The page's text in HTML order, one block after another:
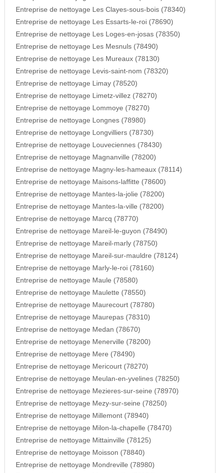
Entreprise de nettoyage Les Clayes-sous-bois (78340)
Entreprise de nettoyage Les Essarts-le-roi (78690)
Entreprise de nettoyage Les Loges-en-josas (78350)
Entreprise de nettoyage Les Mesnuls (78490)
Entreprise de nettoyage Les Mureaux (78130)
Entreprise de nettoyage Levis-saint-nom (78320)
Entreprise de nettoyage Limay (78520)
Entreprise de nettoyage Limetz-villez (78270)
Entreprise de nettoyage Lommoye (78270)
Entreprise de nettoyage Longnes (78980)
Entreprise de nettoyage Longvilliers (78730)
Entreprise de nettoyage Louveciennes (78430)
Entreprise de nettoyage Magnanville (78200)
Entreprise de nettoyage Magny-les-hameaux (78114)
Entreprise de nettoyage Maisons-laffitte (78600)
Entreprise de nettoyage Mantes-la-jolie (78200)
Entreprise de nettoyage Mantes-la-ville (78200)
Entreprise de nettoyage Marcq (78770)
Entreprise de nettoyage Mareil-le-guyon (78490)
Entreprise de nettoyage Mareil-marly (78750)
Entreprise de nettoyage Mareil-sur-mauldre (78124)
Entreprise de nettoyage Marly-le-roi (78160)
Entreprise de nettoyage Maule (78580)
Entreprise de nettoyage Maulette (78550)
Entreprise de nettoyage Maurecourt (78780)
Entreprise de nettoyage Maurepas (78310)
Entreprise de nettoyage Medan (78670)
Entreprise de nettoyage Menerville (78200)
Entreprise de nettoyage Mere (78490)
Entreprise de nettoyage Mericourt (78270)
Entreprise de nettoyage Meulan-en-yvelines (78250)
Entreprise de nettoyage Mezieres-sur-seine (78970)
Entreprise de nettoyage Mezy-sur-seine (78250)
Entreprise de nettoyage Millemont (78940)
Entreprise de nettoyage Milon-la-chapelle (78470)
Entreprise de nettoyage Mittainville (78125)
Entreprise de nettoyage Moisson (78840)
Entreprise de nettoyage Mondreville (78980)